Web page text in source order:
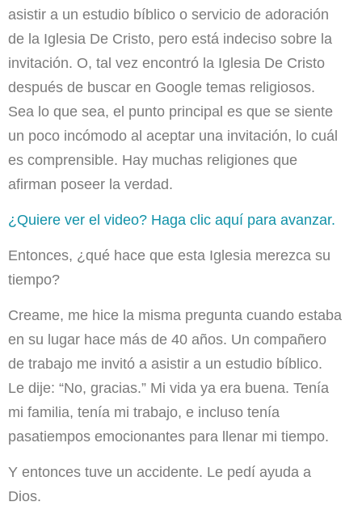
asistir a un estudio bíblico o servicio de adoración
de la Iglesia De Cristo, pero está indeciso sobre la
invitación. O, tal vez encontró la Iglesia De Cristo
después de buscar en Google temas religiosos.
Sea lo que sea, el punto principal es que se siente
un poco incómodo al aceptar una invitación, lo cuál
es comprensible. Hay muchas religiones que
afirman poseer la verdad.
¿Quiere ver el video? Haga clic aquí para avanzar.
Entonces, ¿qué hace que esta Iglesia merezca su
tiempo?
Creame, me hice la misma pregunta cuando estaba
en su lugar hace más de 40 años. Un compañero
de trabajo me invitó a asistir a un estudio bíblico.
Le dije: “No, gracias.” Mi vida ya era buena. Tenía
mi familia, tenía mi trabajo, e incluso tenía
pasatiempos emocionantes para llenar mi tiempo.
Y entonces tuve un accidente. Le pedí ayuda a
Dios.